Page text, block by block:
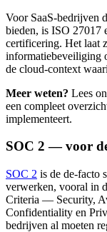
Voor SaaS-bedrijven
bieden, is ISO 27017
certificering. Het laat
informatiebeveiliging
de cloud-context
Meer weten? Lees
een compleet
implementeert.
SOC 2 — voor
SOC 2 is de de-facto
verwerken, vooral in
Criteria — Security,
Confidentiality en
bedrijven al moeten